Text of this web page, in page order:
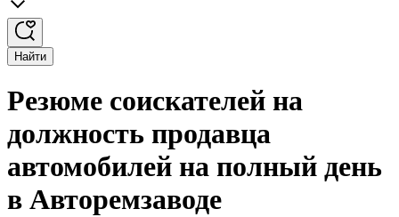
Найти
Резюме соискателей на
должность продавца
автомобилей на полный день
в Авторемзаводе